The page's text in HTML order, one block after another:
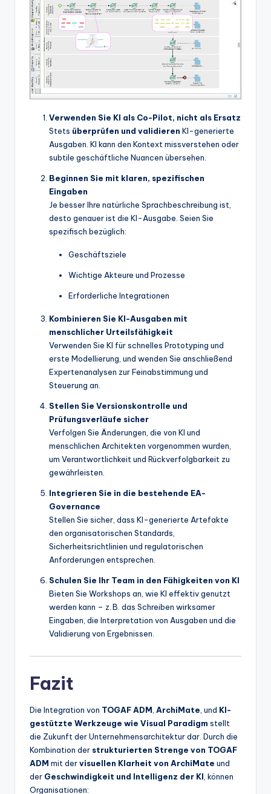
Verwenden Sie KI als Co-Pilot, nicht als Ersatz
Stets überprüfen und validieren KI-generierte
Ausgaben. KI kann den Kontext missverstehen oder
subtile geschäftliche Nuancen übersehen.
Beginnen Sie mit klaren, spezifischen
Eingaben
Je besser Ihre natürliche Sprachbeschreibung ist,
desto genauer ist die KI-Ausgabe. Seien Sie
spezifisch bezüglich:
Geschäftsziele
Wichtige Akteure und Prozesse
Erforderliche Integrationen
Kombinieren Sie KI-Ausgaben mit
menschlicher Urteilsfähigkeit
Verwenden Sie KI für schnelles Prototyping und
erste Modellierung, und wenden Sie anschließend
Expertenanalysen zur Feinabstimmung und
Steuerung an.
Stellen Sie Versionskontrolle und
Prüfungsverläufe sicher
Verfolgen Sie Änderungen, die von KI und
menschlichen Architekten vorgenommen wurden,
um Verantwortlichkeit und Rückverfolgbarkeit zu
gewährleisten.
Integrieren Sie in die bestehende EA-
Governance
Stellen Sie sicher, dass KI-generierte Artefakte
den organisatorischen Standards,
Sicherheitsrichtlinien und regulatorischen
Anforderungen entsprechen.
Schulen Sie Ihr Team in den Fähigkeiten von KI
Bieten Sie Workshops an, wie KI effektiv genutzt
werden kann – z. B. das Schreiben wirksamer
Eingaben, die Interpretation von Ausgaben und die
Validierung von Ergebnissen.
Fazit
Die Integration von TOGAF ADM, ArchiMate, und KI-
gestützte Werkzeuge wie Visual Paradigm stellt
die Zukunft der Unternehmensarchitektur dar. Durch die
Kombination der strukturierten Strenge von TOGAF
ADM mit dervisuellen Klarheit von ArchiMate und
der Geschwindigkeit und Intelligenz der KI, können
Organisationen: